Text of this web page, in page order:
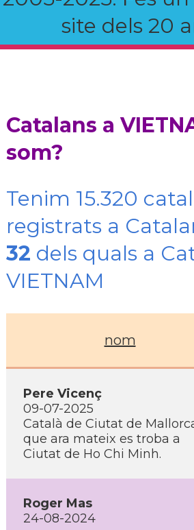
site dels 20
Catalans a
som?
Tenim 15.320
registrats a
32 dels quals a
VIETNAM
nom
Pere Vicenç
09-07-2025
Català de Ciutat de
que ara mateix es troba a
Ciutat de Ho Chi Minh.
Roger Mas
24-08-2024